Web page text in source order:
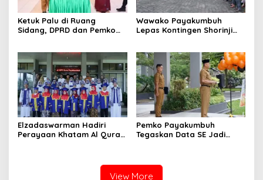
Ketuk Palu di Ruang
Sidang, DPRD dan Pemko
Wawako Payakumbuh
Lepas Kontingen Shorinji
Elzadaswarman Hadiri
Perayaan Khatam Al Quran
Pemko Payakumbuh
Tegaskan Data SE Jadi
View More